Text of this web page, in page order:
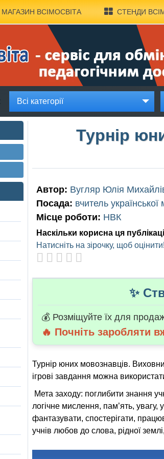
МАГАЗИН ВСІМОСВІТА СТЕНДИ
Всі категорії
Турнір
Автор: Вугляр Юлія
Посада: вчитель української
Місце роботи: НВК
Наскільки корисна ця
Натисніть на зірочку, щоб оцінити!
✨
💰 Розміщуйте їх для
🔥 Почніть заробляти
Турнір юних мовознавців.
ігрові завдання можна
Мета заходу: поглибити знання
логічне мислення, пам’ять,
фантазувати, спостерігати,
учнів любов до слова, рідної